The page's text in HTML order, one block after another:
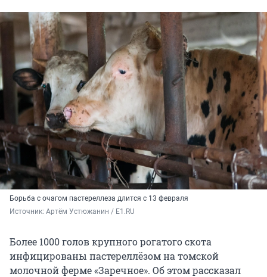
Борьба с очагом пастереллеза длится с 13 февраля
Источник: Артём Устюжанин / E1.RU
Более 1000 голов крупного рогатого скота
инфицированы пастереллёзом на томской
молочной ферме «Заречное». Об этом рассказал